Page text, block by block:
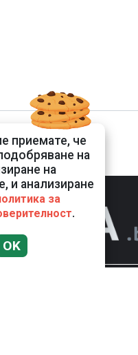
приемате, че
на
на
и анализиране
за
.
OK